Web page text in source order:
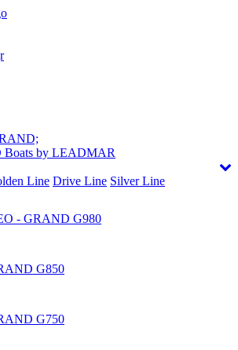
Boats by LEADMAR
Line Drive Line Silver Line
- GRAND G980
G850
G750